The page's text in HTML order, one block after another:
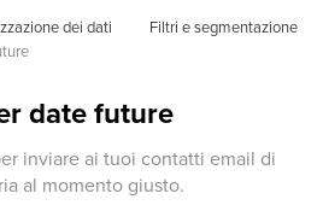
dei dati
Filtri e segmentazione
date future
inviare ai tuoi contatti email di
al momento giusto.